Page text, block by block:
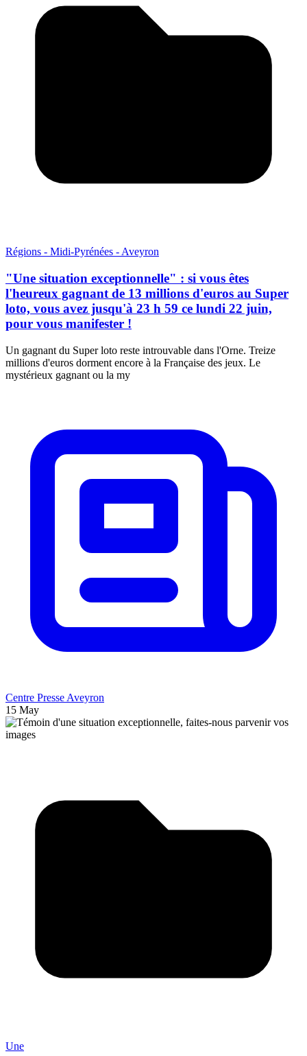
Régions - Midi-Pyrénées - Aveyron
"Une situation exceptionnelle" : si vous êtes
l'heureux gagnant de 13 millions d'euros au Super
loto, vous avez jusqu'à 23 h 59 ce lundi 22 juin,
pour vous manifester !
Un gagnant du Super loto reste introuvable dans l'Orne. Treize
millions d'euros dorment encore à la Française des jeux. Le
mystérieux gagnant ou la my
Centre Presse Aveyron
15 May
Une